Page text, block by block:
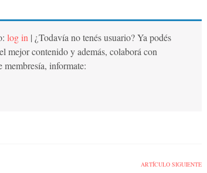
log in | ¿Todavía no tenés usuario? Ya podés
mejor contenido y además, colaborá con
membresía, informate:
ARTÍCULO SIGUIENTE